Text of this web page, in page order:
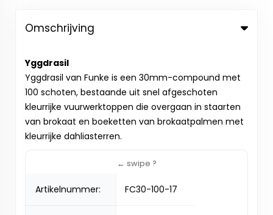
Omschrijving
Yggdrasil
Yggdrasil van Funke is een 30mm-compound met
100 schoten, bestaande uit snel afgeschoten
kleurrijke vuurwerktoppen die overgaan in staarten
van brokaat en boeketten van brokaatpalmen met
kleurrijke dahliasterren.
Artikelnummer: FC30-100-17